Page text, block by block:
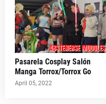
Pasarela Cosplay Salón
Manga Torrox/Torrox Go
April 05, 2022